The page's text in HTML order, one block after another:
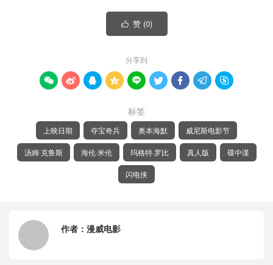
 赞 (0)
分享到
        
标签
上映日期 夺宝奇兵 奥本海默 威尼斯电影节
汤姆·克鲁斯 海伦·米伦 玛格特·罗比 真人版 碟中谍
闪电侠
作者： 漫威电影